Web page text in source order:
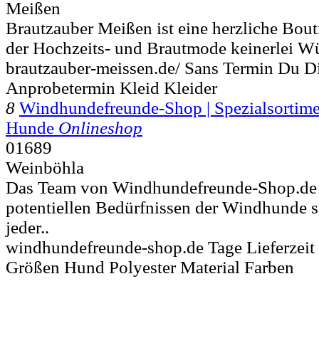
Meißen
Brautzauber Meißen ist eine herzliche
der Hochzeits- und Brautmode keinerlei
brautzauber-meissen.de/ Sans Termin Du
Anprobetermin Kleid Kleider
8 Windhundefreunde-Shop |
Hunde Onlineshop
01689
Weinböhla
Das Team von Windhundefreunde-
potentiellen Bedürfnissen der Windhunde
jeder..
windhundefreunde-shop.de Tage
Größen Hund Polyester Material Farben